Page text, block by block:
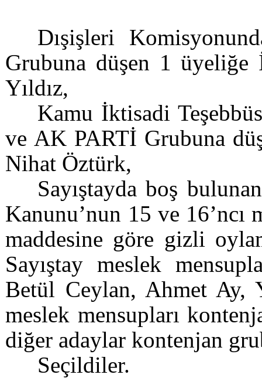
Dışişleri
Grubuna düşen 1
Yıldız,
Kamu İktisadi
ve AK PARTİ Grubuna
Nihat Öztürk,
Sayıştayda boş
Kanunu’nun 15 ve
maddesine göre gizli
Sayıştay meslek
Betül Ceylan, Ahmet Ay,
meslek mensupları
diğer adaylar kontenjan
Seçildiler.